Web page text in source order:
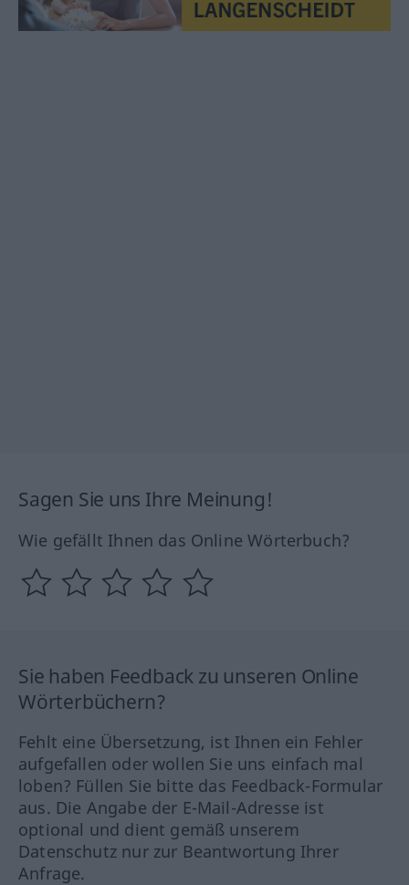
Sagen Sie uns Ihre Meinung!
Wie gefällt Ihnen das Online Wörterbuch?
Sie haben Feedback zu unseren Online
Wörterbüchern?
Fehlt eine Übersetzung, ist Ihnen ein Fehler
aufgefallen oder wollen Sie uns einfach mal
loben? Füllen Sie bitte das Feedback-Formular
aus. Die Angabe der E-Mail-Adresse ist
optional und dient gemäß unserem
Datenschutz nur zur Beantwortung Ihrer
Anfrage.